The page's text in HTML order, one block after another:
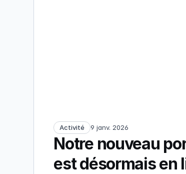
Activité 9 janv. 2026
Notre nouveau
est désormais en